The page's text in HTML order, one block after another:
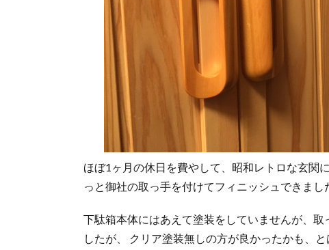
ほぼ1ヶ月の休日を費やして、昭和レトロな玄関
っと御社の取っ手を付けてフィニッシュできまし
下駄箱本体にはあえて塗装をしていませんが、
したが、 クリア塗装無しの方が良かったかも、と